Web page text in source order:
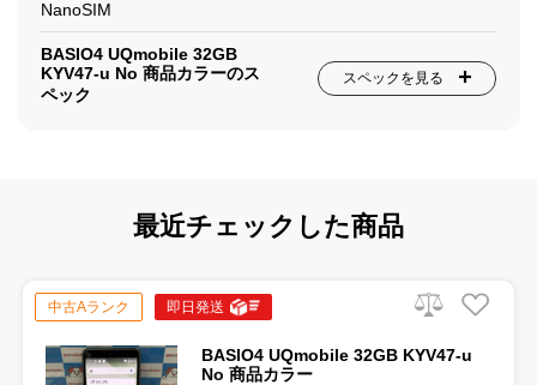
NanoSIM
BASIO4 UQmobile 32GB
KYV47-u No 商品カラーのス
ペック
スペックを見る
最近チェックした商品
中古Aランク 即日発送
BASIO4 UQmobile 32GB KYV47-u
No 商品カラー